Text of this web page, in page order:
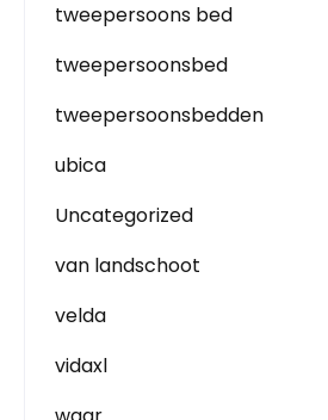
tweepersoons bed
tweepersoonsbed
tweepersoonsbedden
ubica
Uncategorized
van landschoot
velda
vidaxl